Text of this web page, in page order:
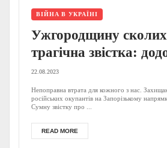
ВІЙНА В УКРАЇНІ
Ужгородщину
трагічна звістка:
повернеться ще один
Закарпаття (ФОТО)
22.08.2023
Непоправна втрата для кожного з нас.
російських окупантів на Запорізькому
Сумну звістку про ...
READ MORE